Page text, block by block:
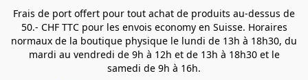
Frais de port offert pour tout achat de produits au-dessus de
50.- CHF TTC pour les envois economy en Suisse. Horaires
normaux de la boutique physique le lundi de 13h à 18h30, du
mardi au vendredi de 9h à 12h et de 13h à 18h30 et le
samedi de 9h à 16h.